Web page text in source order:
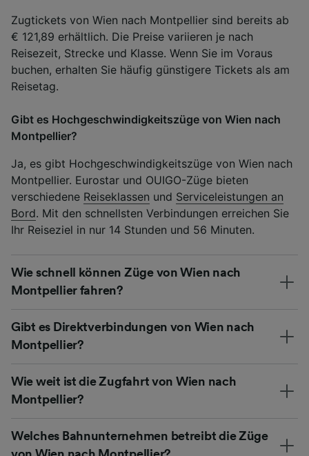
Zugtickets von Wien nach Montpellier sind bereits ab
€ 121,89 erhältlich. Die Preise variieren je nach
Reisezeit, Strecke und Klasse. Wenn Sie im Voraus
buchen, erhalten Sie häufig günstigere Tickets als am
Reisetag.
Gibt es Hochgeschwindigkeitszüge von Wien nach
Montpellier?
Ja, es gibt Hochgeschwindigkeitszüge von Wien nach
Montpellier. Eurostar und OUIGO-Züge bieten
verschiedene Reiseklassen und Serviceleistungen an
Bord. Mit den schnellsten Verbindungen erreichen Sie
Ihr Reiseziel in nur 14 Stunden und 56 Minuten.
Wie schnell können Züge von Wien nach
Montpellier fahren?
Gibt es Direktverbindungen von Wien nach
Montpellier?
Wie weit ist die Zugfahrt von Wien nach
Montpellier?
Welches Bahnunternehmen betreibt die Züge